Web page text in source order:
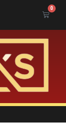
0
Cart